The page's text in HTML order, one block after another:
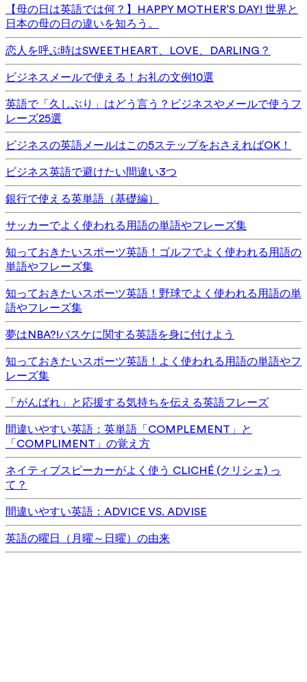
【母の日は英語では何？】HAPPY MOTHER’S DAY! 世界と
日本の母の日の違いを知ろう。
恋人を呼ぶ時はSWEETHEART、LOVE、DARLING？
ビジネスメールで使える！お礼の文例10選
英語で「久しぶり」はどう言う？ビジネスやメールで使うフ
レーズ25選
ビジネスの英語メールはこの5ステップをおさえればOK！
ビジネス英語で避けたい間違い3つ
銀行で使える英単語（基礎編）
サッカーでよく使われる用語の単語やフレーズ集
知っておきたいスポーツ英語！ゴルフでよく使われる用語の
単語やフレーズ集
知っておきたいスポーツ英語！野球でよく使われる用語の単
語やフレーズ集
夢はNBA?!バスケに関する英語を身に付けよう
知っておきたいスポーツ英語！よく使われる用語の単語やフ
レーズ集
「がんばれ」と応援する気持ちを伝える英語フレーズ
間違いやすい英語：英単語「COMPLEMENT」と
「COMPLIMENT」の覚え方
ネイティブスピーカーがよく使う CLICHÉ (クリシェ) っ
て？
間違いやすい英語：ADVICE VS. ADVISE
英語の曜日（月曜～日曜）の由来